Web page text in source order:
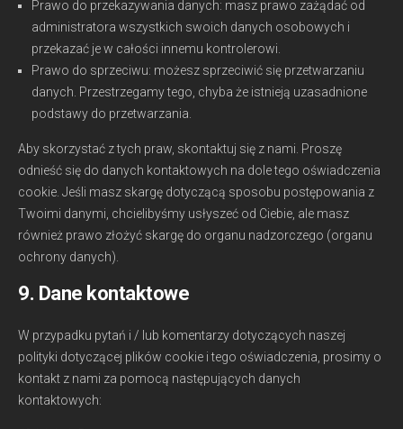
Prawo do przekazywania danych: masz prawo zażądać od
administratora wszystkich swoich danych osobowych i
przekazać je w całości innemu kontrolerowi.
Prawo do sprzeciwu: możesz sprzeciwić się przetwarzaniu
danych. Przestrzegamy tego, chyba że istnieją uzasadnione
podstawy do przetwarzania.
Aby skorzystać z tych praw, skontaktuj się z nami. Proszę
odnieść się do danych kontaktowych na dole tego oświadczenia
cookie. Jeśli masz skargę dotyczącą sposobu postępowania z
Twoimi danymi, chcielibyśmy usłyszeć od Ciebie, ale masz
również prawo złożyć skargę do organu nadzorczego (organu
ochrony danych).
9. Dane kontaktowe
W przypadku pytań i / lub komentarzy dotyczących naszej
polityki dotyczącej plików cookie i tego oświadczenia, prosimy o
kontakt z nami za pomocą następujących danych
kontaktowych: